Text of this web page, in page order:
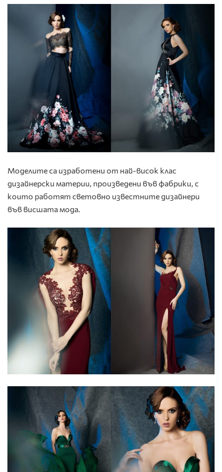
Моделите са изработени от най-висок клас
дизайнерски материи, произведени във фабрики, с
които работят световно известните дизайнери
във висшата мода.